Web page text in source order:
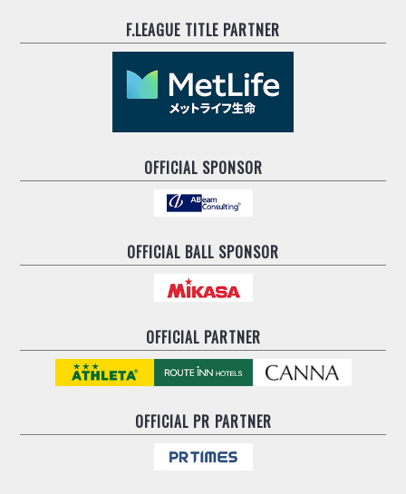
F.LEAGUE TITLE PARTNER
OFFICIAL SPONSOR
OFFICIAL BALL SPONSOR
OFFICIAL PARTNER
OFFICIALPR PARTNER